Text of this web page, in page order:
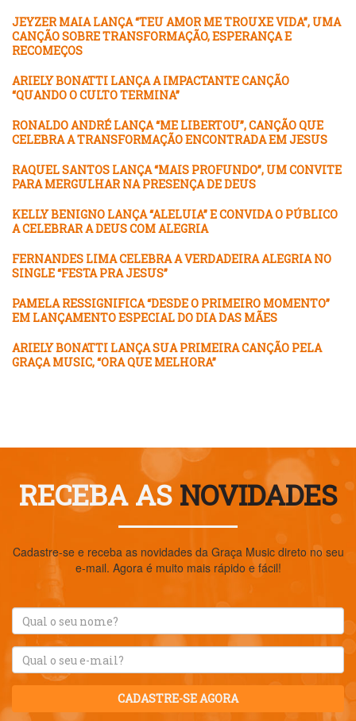
JEYZER MAIA LANÇA “TEU AMOR ME TROUXE VIDA”, UMA
CANÇÃO SOBRE TRANSFORMAÇÃO, ESPERANÇA E
RECOMEÇOS
ARIELY BONATTI LANÇA A IMPACTANTE CANÇÃO
“QUANDO O CULTO TERMINA”
RONALDO ANDRÉ LANÇA “ME LIBERTOU”, CANÇÃO QUE
CELEBRA A TRANSFORMAÇÃO ENCONTRADA EM JESUS
RAQUEL SANTOS LANÇA “MAIS PROFUNDO”, UM CONVITE
PARA MERGULHAR NA PRESENÇA DE DEUS
KELLY BENIGNO LANÇA “ALELUIA” E CONVIDA O PÚBLICO
A CELEBRAR A DEUS COM ALEGRIA
FERNANDES LIMA CELEBRA A VERDADEIRA ALEGRIA NO
SINGLE “FESTA PRA JESUS”
PAMELA RESSIGNIFICA “DESDE O PRIMEIRO MOMENTO”
EM LANÇAMENTO ESPECIAL DO DIA DAS MÃES
ARIELY BONATTI LANÇA SUA PRIMEIRA CANÇÃO PELA
GRAÇA MUSIC, “ORA QUE MELHORA”
RECEBA AS NOVIDADES
Cadastre-se e receba as novidades da Graça Music direto no seu
e-mail. Agora é muito mais rápido e fácil!
CADASTRE-SE AGORA